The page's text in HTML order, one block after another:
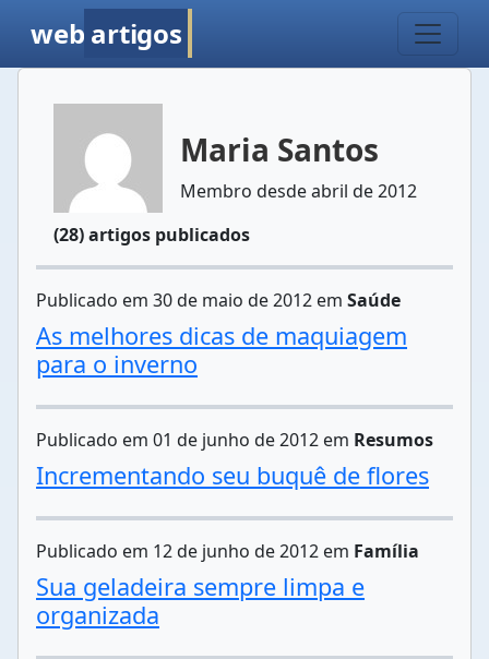
web artigos
Maria Santos
Membro desde abril de 2012
(28) artigos publicados
Publicado em 30 de maio de 2012 em Saúde
As melhores dicas de maquiagem
para o inverno
Publicado em 01 de junho de 2012 em Resumos
Incrementando seu buquê de flores
Publicado em 12 de junho de 2012 em Família
Sua geladeira sempre limpa e
organizada